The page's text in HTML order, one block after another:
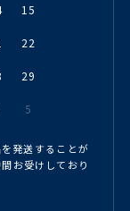
15
22
29
5
発送することが
お受けしており